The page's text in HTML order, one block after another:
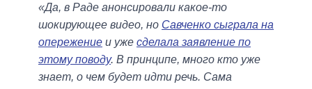
«Да, в Раде анонсировали какое-то
шокирующее видео, но Савченко сыграла на
опережение и уже сделала заявление по
этому поводу. В принципе, много кто уже
знает, о чем будет идти речь. Сама